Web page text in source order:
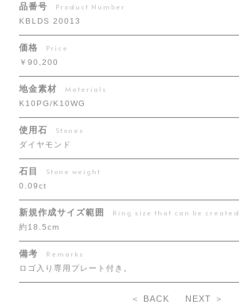
品番号 Product Number
KBLDS 20013
価格 Price
￥90,200
地金素材 Materials
K10PG/K10WG
使用石 Stones
ダイヤモンド
石目 Stone weight
0.09ct
新規作成サイズ範囲 Ring size that can be created
約18.5cm
備考 Remarks
ロゴ入り専用プレート付き。
＜ BACK NEXT ＞